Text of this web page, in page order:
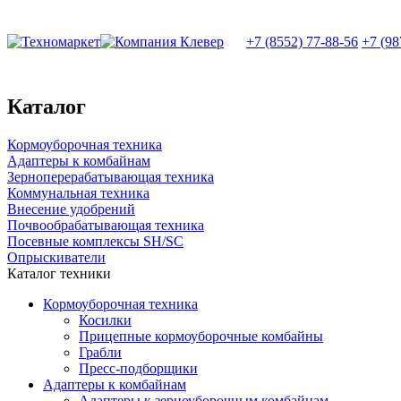
+7 (8552) 77-88-56 +7
Каталог
Кормоуборочная техника
Адаптеры к комбайнам
Зерноперерабатывающая техника
Коммунальная техника
Внесение удобрений
Почвообрабатывающая техника
Посевные комплексы SH/SC
Опрыскиватели
Каталог техники
Кормоуборочная техника
Косилки
Прицепные кормоуборочные комбайны
Грабли
Пресс-подборщики
Адаптеры к комбайнам